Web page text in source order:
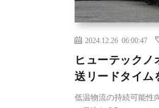
2024.12.26 06:00:47
ヒューテック
送リードタイム
低温物流の持続可能性